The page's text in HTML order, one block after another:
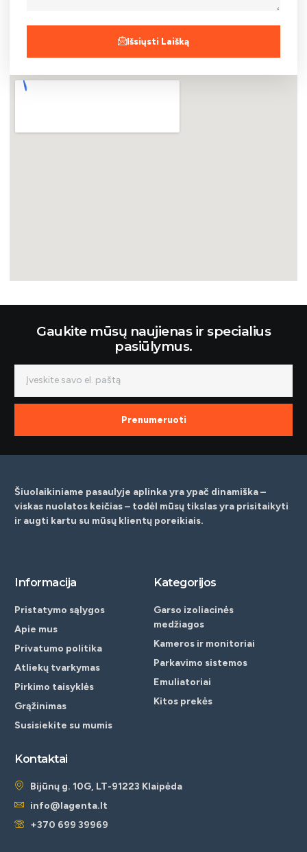
Išsiųsti Laišką
Gaukite mūsų naujienas ir specialius
pasiūlymus.
Prenumeruoti
Šiuolaikiniame pasaulyje aplinka yra ypač dinamiška –
viskas nuolatos keičias – todėl mūsų tikslas yra prisitaikyti
ir augti kartu su mūsų klientų poreikiais.
Informacija
Pristatymo sąlygos
Apie mus
Privatumo politika
Atliekų tvarkymas
Pirkimo taisyklės
Grąžinimas
Susisiekite su mumis
Kategorijos
Garso izoliacinės
medžiagos
Kameros ir monitoriai
Parkavimo sistemos
Emuliatoriai
Kitos prekės
Kontaktai
Bijūnų g. 10G, LT-91223 Klaipėda
info@lagenta.lt
+370 699 39969